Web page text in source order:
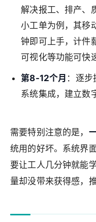
解决报工、排产、
小工单为例，其移
钟即可上手，计件
可视化等功能可快
第8-12个月 ：逐步
系统集成，建立数
需要特别注意的是，
统用的好坏。系统界
要让工人几分钟就能
量却没带来获得感，